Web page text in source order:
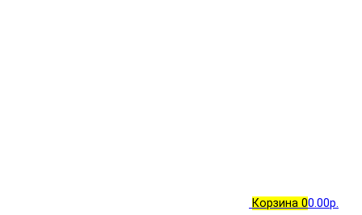
Корзина 00.00р.